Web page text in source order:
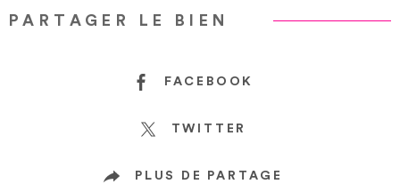
PARTAGER LE BIEN
FACEBOOK
TWITTER
PLUS DE PARTAGE